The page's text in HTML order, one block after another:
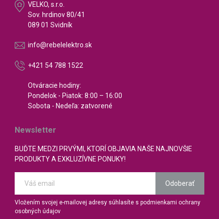
VELKO, s.r.o.
Sov. hrdinov 80/41
089 01 Svidník
info@rebelelektro.sk
+421 54 788 1522
Otváracie hodiny:
Pondelok - Piatok: 8:00 – 16:00
Sobota - Nedeľa: zatvorené
Newsletter
BUĎTE MEDZI PRVÝMI, KTORÍ OBJAVIA NAŠE NAJNOVŠIE
PRODUKTY A EXKLUZÍVNE PONUKY!
Odoberať
Vložením svojej e-mailovej adresy súhlasíte s podmienkami ochrany
osobných údajov